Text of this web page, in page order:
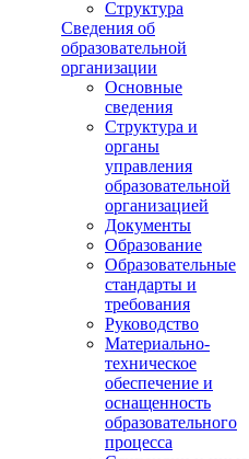
Структура
Сведения об
образовательной
организации
Основные
сведения
Структура и
органы
управления
образовательной
организацией
Документы
Образование
Образовательные
стандарты и
требования
Руководство
Материально-
техническое
обеспечение и
оснащенность
образовательного
процесса